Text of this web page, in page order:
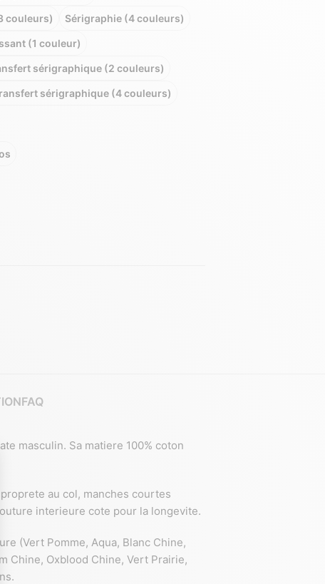
couleurs) Sérigraphie (4 couleurs)
(1 couleur)
sérigraphique (2 couleurs)
sérigraphique (4 couleurs)
FAQ
masculin. Sa matiere 100% coton
au col, manches courtes
interieure cote pour la longevite.
(Vert Pomme, Aqua, Blanc Chine,
Chine, Oxblood Chine, Vert Prairie,